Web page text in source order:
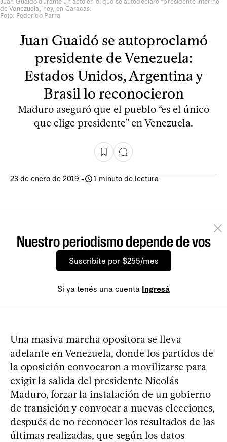
de Venezuela, hoy, en Caracas.
Foto: Federico Parra
Juan Guaidó se autoproclamó
presidente de Venezuela:
Estados Unidos, Argentina y
Brasil lo reconocieron
Maduro aseguró que el pueblo “es el único
que elige presidente” en Venezuela.
23 de enero de 2019 - 1 minuto de lectura
Nuestro periodismo depende de vos
Suscribite por $255/mes
Si ya tenés una cuenta Ingresá
Una masiva marcha opositora se lleva
adelante en Venezuela, donde los partidos de
la oposición convocaron a movilizarse para
exigir la salida del presidente Nicolás
Maduro, forzar la instalación de un gobierno
de transición y convocar a nuevas elecciones,
después de no reconocer los resultados de las
últimas realizadas, que según los datos